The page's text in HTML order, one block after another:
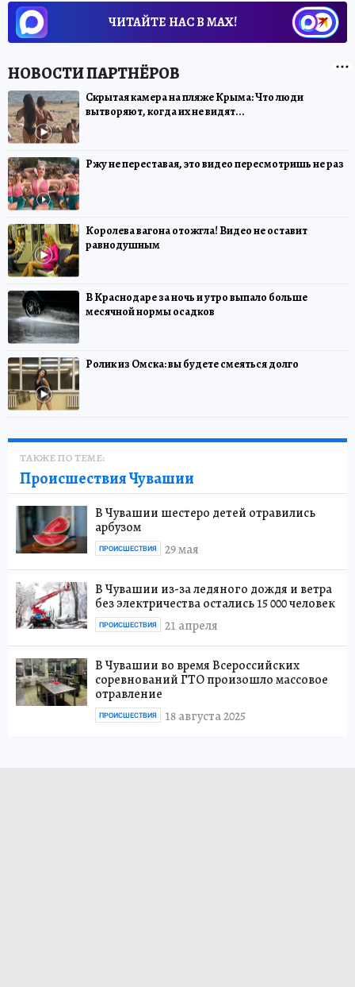
ЧИТАЙТЕ НАС В МАХ!
Скрытая камера на пляже Крыма: Что люди
вытворяют, когда их не видят...
Ржу не переставая, это видео пересмотришь не раз
Королева вагона отожгла! Видео не оставит
равнодушным
В Краснодаре за ночь и утро выпало больше
месячной нормы осадков
Ролик из Омска: вы будете смеяться долго
ТАКЖЕ ПО ТЕМЕ:
Происшествия Чувашии
В Чувашии шестеро детей отравились
арбузом
29 мая
ПРОИСШЕСТВИЯ
В Чувашии из-за ледяного дождя и ветра
без электричества остались 15 000 человек
21 апреля
ПРОИСШЕСТВИЯ
В Чувашии во время Всероссийских
соревнований ГТО произошло массовое
отравление
18 августа 2025
ПРОИСШЕСТВИЯ